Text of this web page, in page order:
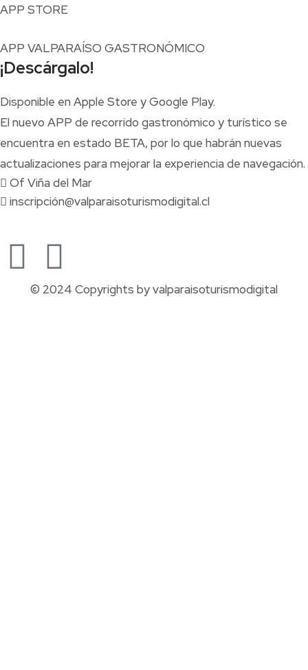
APP STORE
APP VALPARAÍSO GASTRONÓMICO
¡Descárgalo!
Disponible en Apple Store y Google Play.
El nuevo APP de recorrido gastronómico y turístico se
encuentra en estado BETA, por lo que habrán nuevas
actualizaciones para mejorar la experiencia de navegación.
Of Viña del Mar
inscripción@valparaisoturismodigital.cl
© 2024 Copyrights by valparaisoturismodigital